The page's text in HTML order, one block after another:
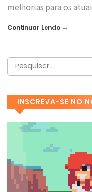
melhorias para os
Continuar Lendo →
INSCREVA-SE NO